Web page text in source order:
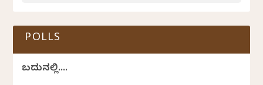
POLLS
ಬದುಕಿನಲ್ಲಿ....